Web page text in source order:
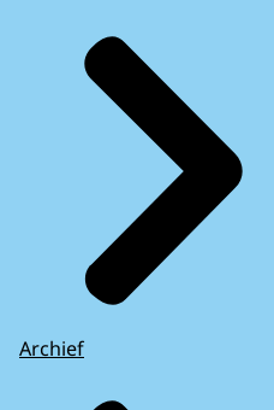
Archief